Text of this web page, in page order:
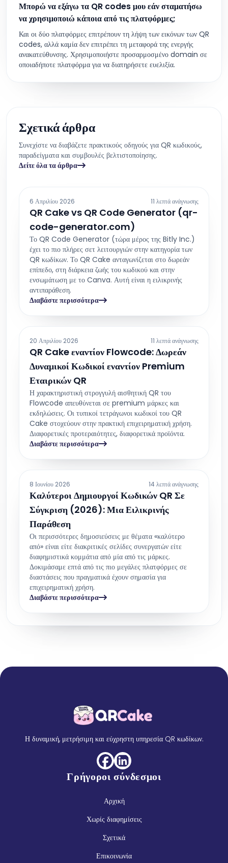
Μπορώ να εξάγω τα QR codes μου εάν σταματήσω
να χρησιμοποιώ κάποια από τις πλατφόρμες;
Και οι δύο πλατφόρμες επιτρέπουν τη λήψη των εικόνων των QR
codes, αλλά καμία δεν επιτρέπει τη μεταφορά της ενεργής
ανακατεύθυνσης. Χρησιμοποιήστε προσαρμοσμένο domain σε
οποιαδήποτε πλατφόρμα για να διατηρήσετε ευελιξία.
Σχετικά άρθρα
Συνεχίστε να διαβάζετε πρακτικούς οδηγούς για QR κωδικούς,
παραδείγματα και συμβουλές βελτιστοποίησης.
Δείτε όλα τα άρθρα
6 Απριλίου 2026 11 λεπτά ανάγνωσης
QR Cake vs QR Code Generator (qr-
code-generator.com)
Το QR Code Generator (τώρα μέρος της Bitly Inc.)
έχει το πιο πλήρες σετ λειτουργιών στην κατηγορία των
QR κωδίκων. Το QR Cake ανταγωνίζεται στο δωρεάν
επίπεδο, στη διάρκεια ζωής του κωδικού και στην
ενσωμάτωση με το Canva. Αυτή είναι η ειλικρινής
αντιπαράθεση.
Διαβάστε περισσότερα
20 Απριλίου 2026 11 λεπτά ανάγνωσης
QR Cake εναντίον Flowcode: Δωρεάν
Δυναμικοί Κωδικοί εναντίον Premium
Εταιρικών QR
Η χαρακτηριστική στρογγυλή αισθητική QR του
Flowcode απευθύνεται σε premium μάρκες και
εκδηλώσεις. Οι τυπικοί τετράγωνοι κωδικοί του QR
Cake στοχεύουν στην πρακτική επιχειρηματική χρήση.
Διαφορετικές προτεραιότητες, διαφορετικά προϊόντα.
Διαβάστε περισσότερα
8 Ιουνίου 2026 14 λεπτά ανάγνωσης
Καλύτεροι Δημιουργοί Κωδικών QR Σε
Σύγκριση (2026): Μια Ειλικρινής
Παράθεση
Οι περισσότερες δημοσιεύσεις με θέματα «καλύτερο
από» είναι είτε διακριτικές σελίδες συνεργατών είτε
διαφημιστικά κομμάτια από μία από τις μάρκες.
Δοκιμάσαμε επτά από τις πιο μεγάλες πλατφόρμες σε
διαστάσεις που πραγματικά έχουν σημασία για
επιχειρηματική χρήση.
Διαβάστε περισσότερα
Η δυναμική, μετρήσιμη και εύχρηστη υπηρεσία QR κωδίκων.
Γρήγοροι σύνδεσμοι
Αρχική
Χωρίς διαφημίσεις
Σχετικά
Επικοινωνία